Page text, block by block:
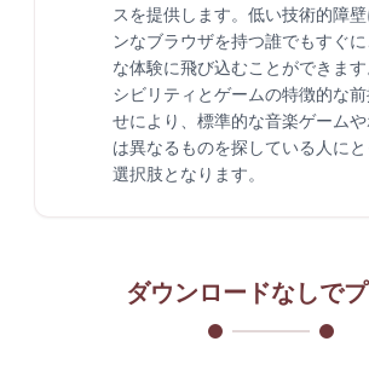
スを提供します。低い技術的障
ンなブラウザを持つ誰でもすぐ
な体験に飛び込むことができま
シビリティとゲームの特徴的な
せにより、標準的な音楽ゲーム
は異なるものを探している人に
選択肢となります。
ダウンロードなしで